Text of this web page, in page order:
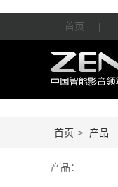
首页 |
首页 > 产品
产品：